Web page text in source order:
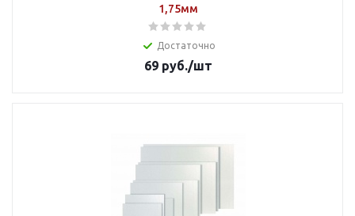
1,75мм
Достаточно
69руб./шт